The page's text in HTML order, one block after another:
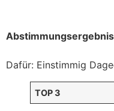
Dafür: Einstimmig
TOP 3